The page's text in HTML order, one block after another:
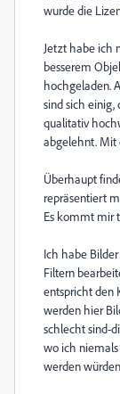
wurde die
Jetzt habe ich
besserem
hochgeladen.
sind sich einig,
qualitativ
abgelehnt. Mit
Überhaupt
repräsentiert
Es kommt mir
Ich habe
Filtern
entspricht den
werden hier
schlecht sind-
wo ich
werden